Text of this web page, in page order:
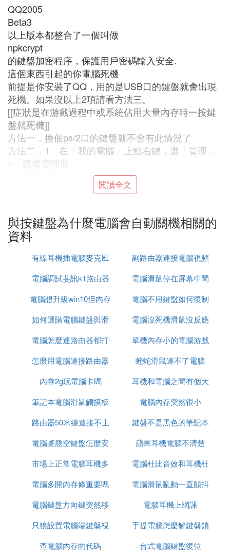
QQ2005
Beta3
以上版本都整合了一個叫做
npkcrypt
的鍵盤加密程序，保護用戶密碼輸入安全.
這個東西引起的你電腦死機
前提是你安裝了QQ，用的是USB口的鍵盤就會出現
死機。如果沒以上2項請看方法三。
[[症狀是在游戲過程中或系統佔用大量內存時一按鍵
盤就死機]]
方法一．換個ps/2口的鍵盤就不會有此情況了
方法二．1、在「我的電腦」上點右鍵，選「管理」-
>「設備管理器」
2、選擇「查看」/「顯示隱藏的設備」，在「非即插
即用驅動程序」中選擇「npkcrypt」，卸載之，可選
3、運行「regedit」，查找「nplcrypt」，可能會找到
「HKEY_LOCAL_MACHINE\SYSTEM\ControlSet00
1\Services
pkcrypt」或「HKEY_LOCAL_MACHINE\SYSTEM\C
ontrolSetControlSet002\Services
pkcrypt」等鍵，刪除之
一定要把ControlSet001，ControlSet002，ControlSe
t003裡面的npkcrypt全刪除掉！！
5、到QQ目錄找到
npkcrypt，刪除之。
方法三.如果以上方法沒效果請重裝系統或檢查機子
硬體方面的問題了。最好請修電腦的幫你看看
❹ 筆記本電腦稍微用力敲一下鍵盤就會自
動關機，而且關機後要過一會才能開機
顯示器或是信號線連接問題假如你的顯示器壞掉了，
示屏也是不會顯示任何東西的，那麼我們如何來判斷
到底是主機還是顯示器（包括信號線）出了問題呢。
在正常的情況下，我們按下主機開關，電腦開始啟
動，首先能聽到風扇轉動的聲音，然後機箱內會發出
「滴」的一聲，也可能伴隨著硬碟讀取的輕微吱吱
聲，同時鍵盤的指示燈會出現閃爍，顯示器顯示黑白
畫面之後開始運行操作系統，如果你接有音響，也會
閱讀全文
與按鍵盤為什麼電腦會自動關機相關的
資料
有線耳機插電腦麥克風
副路由器連接電腦視頻
電腦調試斐訊k1路由器
電腦滑鼠停在屏幕中間
怎麼解決
電腦想升級win10但內存
不夠
電腦不用鍵盤如何復制
如何選購電腦鍵盤與滑
鼠
電腦沒死機滑鼠沒反應
電腦怎麼連路由器都打
不開
單機內存小的電腦游戲
槍戰游戲
怎麼用電腦連接路由器
蝰蛇滑鼠連不了電腦
內存2g玩電腦卡嗎
耳機和電腦之間有個大
方塊
筆記本電腦滑鼠觸摸板
怎麼開發
電腦內存突然很小
路由器50米線連接不上
電腦
鍵盤不是黑色的筆記本
電腦
電腦桌懸空鍵盤怎麼安
裝
蘋果耳機電腦不清楚
市場上正常電腦耳機多
少元
電腦杜比音效和耳機杜
比音效
電腦多開內存條重要嗎
電腦滑鼠亂動一直顫抖
點開文件
電腦鍵盤方向鍵突然移
動速度慢了
電腦耳機上網課
只狼設置電腦端鍵盤視
角
手提電腦怎麼解鍵盤鎖
查電腦內存的代碼
台式電腦鍵盤復位